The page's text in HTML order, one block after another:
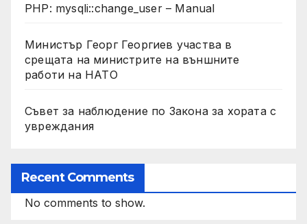
PHP: mysqli::change_user – Manual
Министър Георг Георгиев участва в
срещата на министрите на външните
работи на НАТО
Съвет за наблюдение по Закона за хората с
увреждания
Recent Comments
No comments to show.